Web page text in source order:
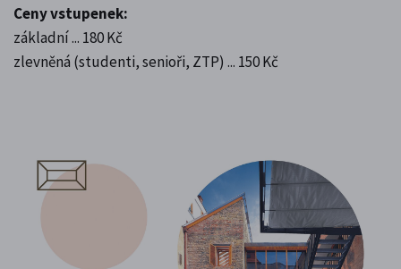
Ceny vstupenek:
základní ... 180 Kč
zlevněná (studenti, senioři, ZTP) ... 150 Kč